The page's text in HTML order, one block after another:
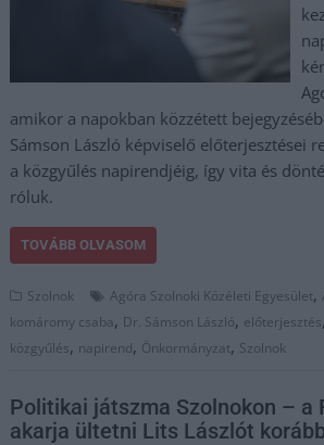
amikor a napokban közzétett
Sámson László képviselő előterjesztései
a közgyűlés napirendjéig, így vita és
róluk.
TOVÁBB OLVASOM
Szolnok Agóra Szolnoki Közéleti Egyesület,
komáromy csaba, Dr. Sámson László, előterjesztés,
közgyűlés, napirend, Önkormányzat, Szolnok
Politikai játszma Szolnokon – a
akarja ültetni Lits Lászlót